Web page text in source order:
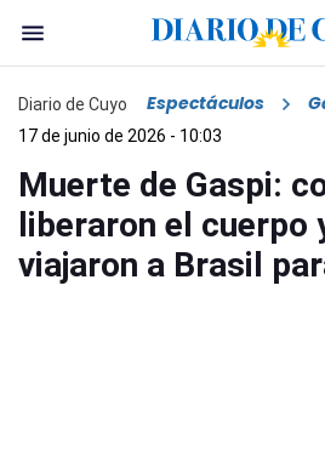
Diario de Cuyo Espectáculos
17 de junio de 2026 - 10:03
Muerte de Gaspi:
liberaron el cuerpo
viajaron a Brasil